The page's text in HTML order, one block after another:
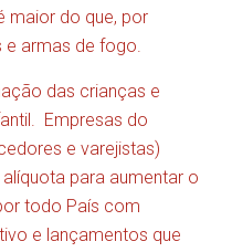
maior do que, por
e armas de fogo.
das crianças e
Empresas do
e varejistas)
para aumentar o
todo País com
e lançamentos que